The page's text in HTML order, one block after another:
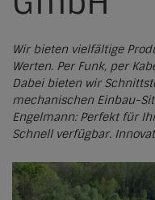
Biomasse
Biogas
Geothermie
Abwärmenutzung &
Elektrokessel
Wärmespeicher
Gießen
Marburg
Wärmewende erklärt
Fördermittel &
Praxisbeispiele
Altenstadt
Aßlar
Cölbe
Kontakt
Jetzt teilnehmen
Registrierung
Aktuelles
News
EHP-Artikel
Pressestimmen
Wir bieten vielfältige
Werten. Per Funk, per
Dabei bieten wir
mechanischen Einbau-
Engelmann: Perfekt für
Schnell verfügbar.